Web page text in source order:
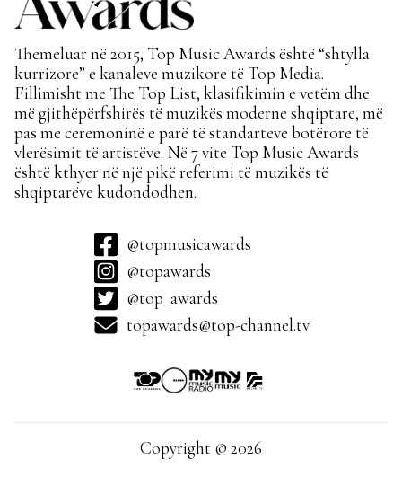
Themeluar në 2015, Top Music Awards është “shtylla
kurrizore” e kanaleve muzikore të Top Media.
Fillimisht me The Top List, klasifikimin e vetëm dhe
më gjithëpërfshirës të muzikës moderne shqiptare, më
pas me ceremoninë e parë të standarteve botërore të
vlerësimit të artistëve. Në 7 vite Top Music Awards
është kthyer në një pikë referimi të muzikës të
shqiptarëve kudondodhen.
@topmusicawards
@topawards
@top_awards
topawards@top-channel.tv
Copyright © 2026